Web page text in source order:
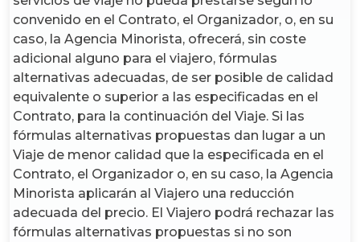
convenido en el Contrato, el Organizador, o, en su
caso, la Agencia Minorista, ofrecerá, sin coste
adicional alguno para el viajero, fórmulas
alternativas adecuadas, de ser posible de calidad
equivalente o superior a las especificadas en el
Contrato, para la continuación del Viaje. Si las
fórmulas alternativas propuestas dan lugar a un
Viaje de menor calidad que la especificada en el
Contrato, el Organizador o, en su caso, la Agencia
Minorista aplicarán al Viajero una reducción
adecuada del precio. El Viajero podrá rechazar las
fórmulas alternativas propuestas si no son